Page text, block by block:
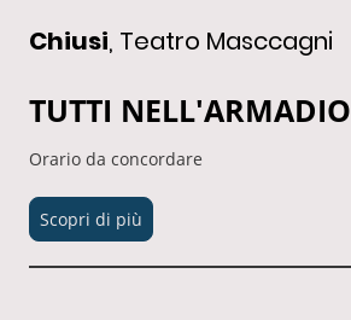
Chiusi, Teatro Masccagni
TUTTI NELL'ARMADIO
Orario da concordare
Scopri di più